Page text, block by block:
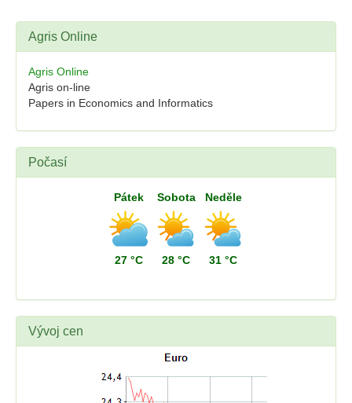
Agris Online
Agris Online
Agris on-line
Papers in Economics and Informatics
Počasí
Pátek
27 °C
Sobota
28 °C
Neděle
31 °C
Vývoj cen